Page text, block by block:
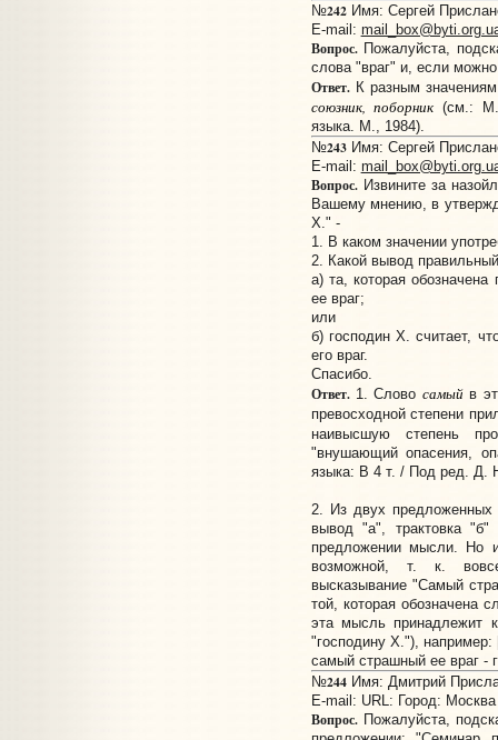
№242Имя: Сергей
E-mail:
Вопрос.Пожалуйста,
слова "враг" и, если
Ответ.К разным
союзник, поборник(см.: М.
языка. М., 1984).
№243Имя: Сергей
E-mail:
Вопрос.Извините за
Вашему мнению, в
Х." -
1. В каком значении
2. Какой вывод
а) та, которая
ее враг;
или
б) господин Х. считает,
его враг.
Спасибо.
Ответ.1. Слово самыйв
превосходной степени
наивысшую степень
"внушающий опасения,
языка: В 4 т. / Под ред. Д.
2. Из двух
вывод "а", трактовка "б"
предложении мысли. Но
возможной, т. к.
высказывание "Самый
той, которая обозначена
эта мысль принадлежит
"господину Х."), например:
самый страшный ее враг -
№244Имя: Дмитрий
E-mail: URL: Город: Москва
Вопрос.Пожалуйста,